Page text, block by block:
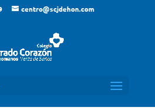
centro@scjdehon.com